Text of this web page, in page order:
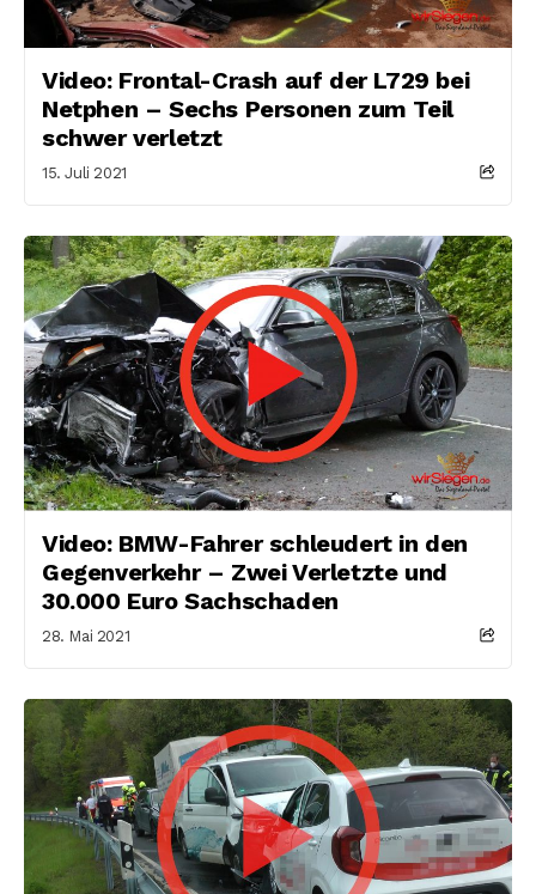
Video: Frontal-Crash auf der L729 bei
Netphen – Sechs Personen zum Teil
schwer verletzt
15. Juli 2021
Video: BMW-Fahrer schleudert in den
Gegenverkehr – Zwei Verletzte und
30.000 Euro Sachschaden
28. Mai 2021